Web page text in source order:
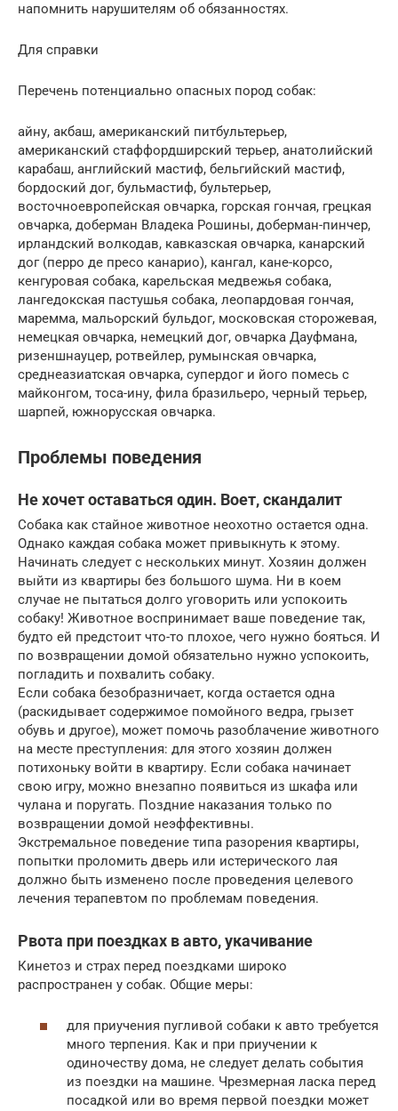
напомнить нарушителям об обязанностях.
Для справки
Перечень потенциально опасных пород собак:
айну, акбаш, американский питбультерьер,
американский стаффордширский терьер, анатолийский
карабаш, английский мастиф, бельгийский мастиф,
бордоский дог, бульмастиф, бультерьер,
восточноевропейская овчарка, горская гончая, грецкая
овчарка, доберман Владека Рошины, доберман-пинчер,
ирландский волкодав, кавказская овчарка, канарский
дог (перро де пресо канарио), кангал, кане-корсо,
кенгуровая собака, карельская медвежья собака,
лангедокская пастушья собака, леопардовая гончая,
маремма, мальорский бульдог, московская сторожевая,
немецкая овчарка, немецкий дог, овчарка Дауфмана,
ризеншнауцер, ротвейлер, румынская овчарка,
среднеазиатская овчарка, супердог и його помесь с
майконгом, тоса-ину, фила бразильеро, черный терьер,
шарпей, южнорусская овчарка.
Проблемы поведения
Не хочет оставаться один. Воет, скандалит
Собака как стайное животное неохотно остается одна.
Однако каждая собака может привыкнуть к этому.
Начинать следует с нескольких минут. Хозяин должен
выйти из квартиры без большого шума. Ни в коем
случае не пытаться долго уговорить или успокоить
собаку! Животное воспринимает ваше поведение так,
будто ей предстоит что-то плохое, чего нужно бояться. И
по возвращении домой обязательно нужно успокоить,
погладить и похвалить собаку.
Если собака безобразничает, когда остается одна
(раскидывает содержимое помойного ведра, грызет
обувь и другое), может помочь разоблачение животного
на месте преступления: для этого хозяин должен
потихоньку войти в квартиру. Если собака начинает
свою игру, можно внезапно появиться из шкафа или
чулана и поругать. Поздние наказания только по
возвращении домой неэффективны.
Экстремальное поведение типа разорения квартиры,
попытки проломить дверь или истерического лая
должно быть изменено после проведения целевого
лечения терапевтом по проблемам поведения.
Рвота при поездках в авто, укачивание
Кинетоз и страх перед поездками широко
распространен у собак. Общие меры:
для приучения пугливой собаки к авто требуется
много терпения. Как и при приучении к
одиночеству дома, не следует делать события
из поездки на машине. Чрезмерная ласка перед
посадкой или во время первой поездки может